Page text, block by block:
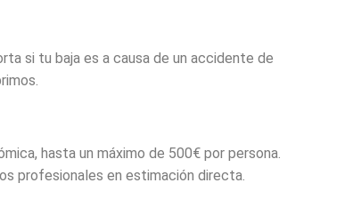
si tu baja es a causa de un accidente de
hasta un máximo de 500€ por persona.
profesionales en estimación directa.